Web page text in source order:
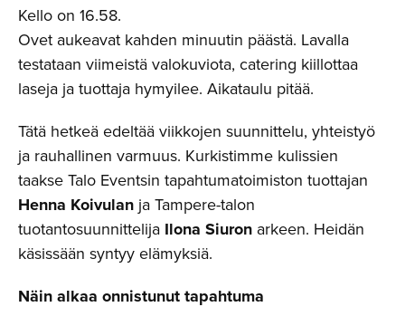
Kello on 16.58.
Ovet aukeavat kahden minuutin päästä. Lavalla
testataan viimeistä valokuviota, catering kiillottaa
laseja ja tuottaja hymyilee. Aikataulu pitää.
Tätä hetkeä edeltää viikkojen suunnittelu, yhteistyö
ja rauhallinen varmuus. Kurkistimme kulissien
taakse Talo Eventsin tapahtumatoimiston tuottajan
Henna Koivulan ja Tampere-talon
tuotantosuunnittelija Ilona Siuron arkeen. Heidän
käsissään syntyy elämyksiä.
Näin alkaa onnistunut tapahtuma